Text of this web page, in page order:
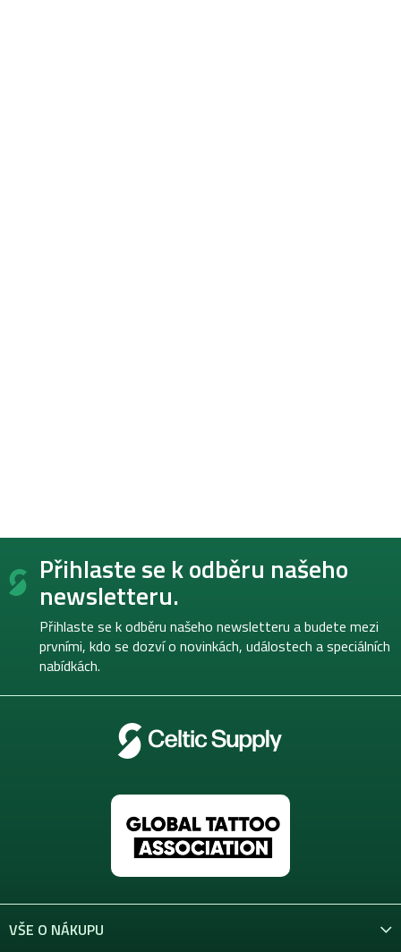
Z
Přihlaste se k odběru našeho
newsletteru.
Přihlaste se k odběru našeho newsletteru a budete mezi
prvními, kdo se dozví o novinkách, událostech a speciálních
nabídkách.
VŠE O NÁKUPU